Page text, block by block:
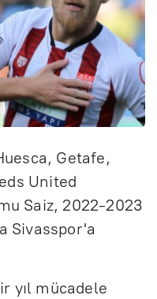
Getafe,
United
Saiz, 2022-2023
Sivasspor'a
yıl mücadele